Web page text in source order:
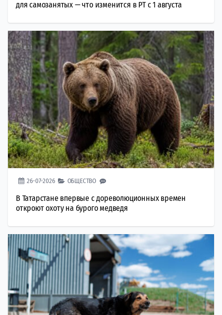
для самозанятых — что изменится в РТ с 1 августа
26-07-2026 ОБЩЕСТВО
В Татарстане впервые с дореволюционных времен
откроют охоту на бурого медведя